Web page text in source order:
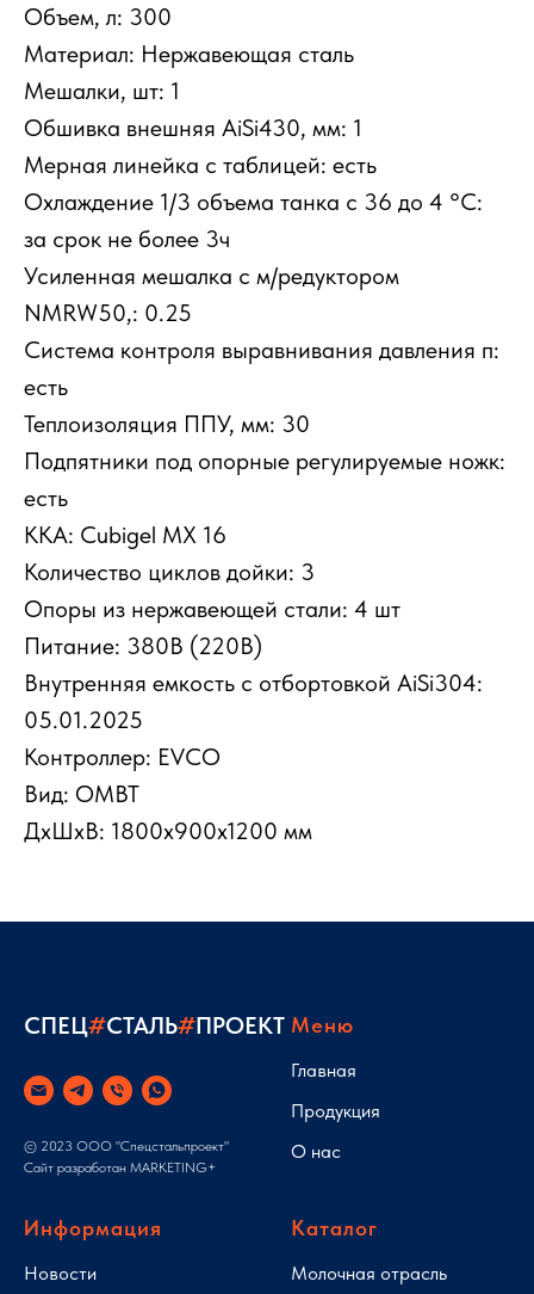
Объем, л: 300
Материал: Нержавеющая сталь
Мешалки, шт: 1
Обшивка внешняя AiSi430, мм: 1
Мерная линейка с таблицей: есть
Охлаждение 1/3 объема танка с 36 до 4 °C:
за срок не более 3ч
Усиленная мешалка с м/редуктором
NMRW50,: 0.25
Система контроля выравнивания давления п:
есть
Теплоизоляция ППУ, мм: 30
Подпятники под опорные регулируемые ножк:
есть
ККА: Cubigel MX 16
Количество циклов дойки: 3
Опоры из нержавеющей стали: 4 шт
Питание: 380В (220В)
Внутренняя емкость с отбортовкой AiSi304:
05.01.2025
Контроллер: EVCO
Вид: ОМВТ
ДxШxВ: 1800x900x1200 мм
СПЕЦ#СТАЛЬ#ПРОЕКТ
© 2023 ООО "Спецстальпроект"
Сайт разработан MARKETING+
Меню
Главная
Продукция
О нас
Информация
Новости
Каталог
Молочная отрасль